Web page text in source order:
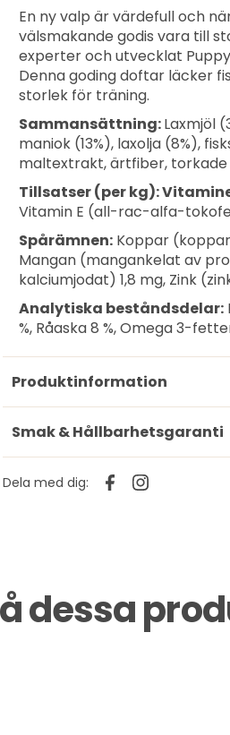
En ny valp är värdefull och
välsmakande godis vara till
experter och utvecklat
Denna goding doftar läcker
storlek för träning.
Sammansättning:Laxmjöl
maniok (13%), laxolja (8%),
maltextrakt, ärtfiber,
Tillsatser (per kg):
Vitamin E (all-rac-alfa-
Spårämnen: Koppar
Mangan (mangankelat av
kalciumjodat) 1,8 mg, Zink
Analytiska beståndsdelar:
%, Råaska 8 %, Omega 3-fetter
Produktinformation
Smak & Hållbarhetsgaranti
Dela med dig:
dessa